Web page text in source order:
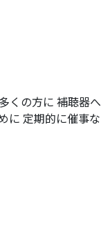
くの方に 補聴器へ
に 定期的に催事な